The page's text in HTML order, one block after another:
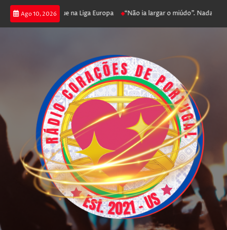
Ago 10, 2026
e prossegue na Liga Europa “Não ia largar o miúdo”. Nadador-